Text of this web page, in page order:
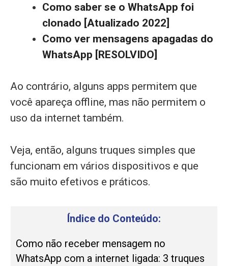
Como saber se o WhatsApp foi
clonado [Atualizado 2022]
Como ver mensagens apagadas do
WhatsApp [RESOLVIDO]
Ao contrário, alguns apps permitem que
você apareça offline, mas não permitem o
uso da internet também.
Veja, então, alguns truques simples que
funcionam em vários dispositivos e que
são muito efetivos e práticos.
Índice do Conteúdo:
Como não receber mensagem no
WhatsApp com a internet ligada: 3 truques